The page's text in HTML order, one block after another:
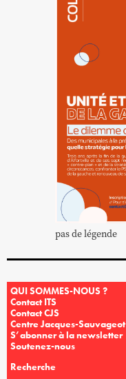
pas de légende
QUI SOMMES-NOUS ?
Contact ITS
Contact CJS
Centre Jacques-Sauvageot
S’abonner à la newsletter
Soutenez-nous
Recherche